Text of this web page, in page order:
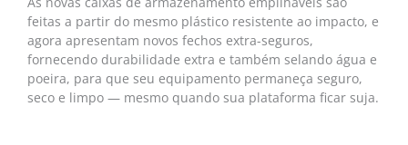
65,00 €.59,95 €.
feitas a partir do mesmo plástico resistente ao impacto, e
agora apresentam novos fechos extra-seguros,
fornecendo durabilidade extra e também selando água e
poeira, para que seu equipamento permaneça seguro,
seco e limpo — mesmo quando sua plataforma ficar suja.